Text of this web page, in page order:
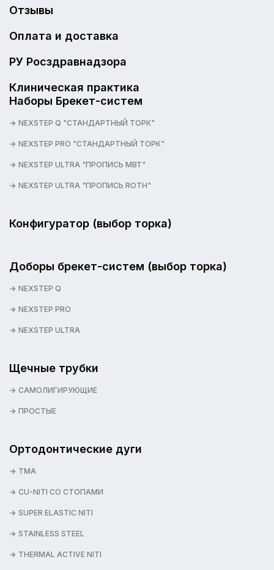
Отзывы
Оплата и доставка
РУ Росздравнадзора
Клиническая практика
Наборы Брекет-систем
NEXSTEP Q "СТАНДАРТНЫЙ ТОРК"
NEXSTEP PRO "СТАНДАРТНЫЙ ТОРК"
NEXSTEP ULTRA "ПРОПИСЬ MBT"
NEXSTEP ULTRA "ПРОПИСЬ ROTH"
Конфигуратор (выбор торка)
Доборы брекет-систем (выбор торка)
NEXSTEP Q
NEXSTEP PRO
NEXSTEP ULTRA
Щечные трубки
САМОЛИГИРУЮЩИЕ
ПРОСТЫЕ
Ортодонтические дуги
TMA
CU-NITI СО СТОПАМИ
SUPER ELASTIC NITI
STAINLESS STEEL
THERMAL ACTIVE NITI